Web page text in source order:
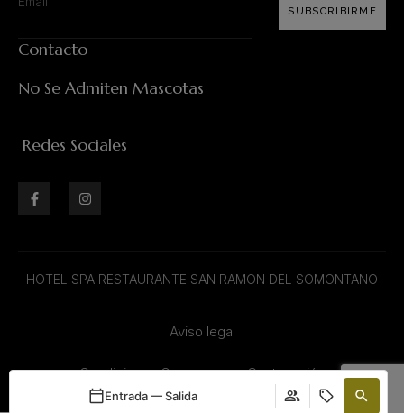
SUBSCRIBIRME
Contacto
No Se Admiten Mascotas
Redes Sociales
HOTEL SPA RESTAURANTE SAN RAMON DEL SOMONTANO
Aviso legal
Condiciones Generales de Contratación
Entrada — Salida